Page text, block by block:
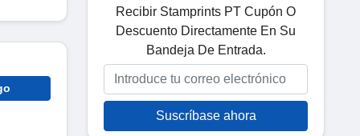
Recibir Stamprints PT Cupón O
Descuento Directamente En Su
Bandeja De Entrada.
Suscríbase ahora